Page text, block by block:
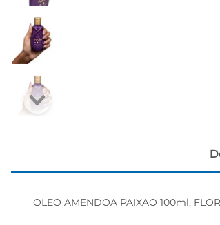
OLEO AMENDOA PAIXAO 100ml,